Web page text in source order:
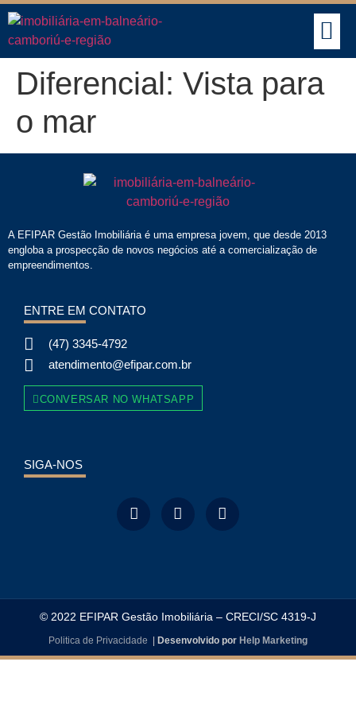
Diferencial: Vista para
o mar
A EFIPAR Gestão Imobiliária é uma empresa jovem, que desde 2013
engloba a prospecção de novos negócios até a comercialização de
empreendimentos.
ENTRE EM CONTATO
(47) 3345-4792
atendimento@efipar.com.br
CONVERSAR NO WHATSAPP
SIGA-NOS
© 2022 EFIPAR Gestão Imobiliária – CRECI/SC 4319-J
Politica de Privacidade | Desenvolvido por Help Marketing